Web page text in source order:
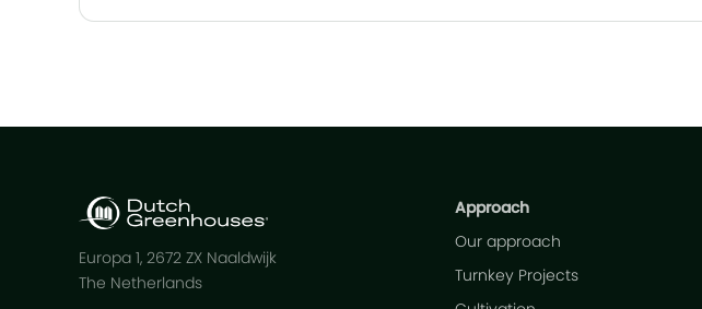
Europa 1, 2672 ZX Naaldwijk
The Netherlands
Approach
Our approach
Turnkey Projects